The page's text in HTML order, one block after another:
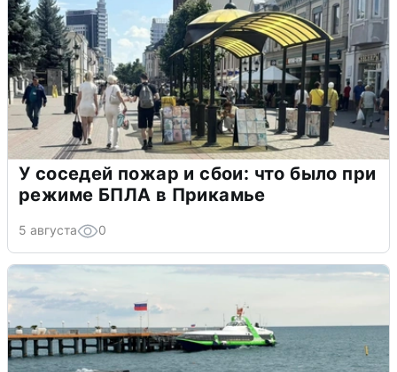
У соседей пожар и сбои: что было при
режиме БПЛА в Прикамье
5 августа 0